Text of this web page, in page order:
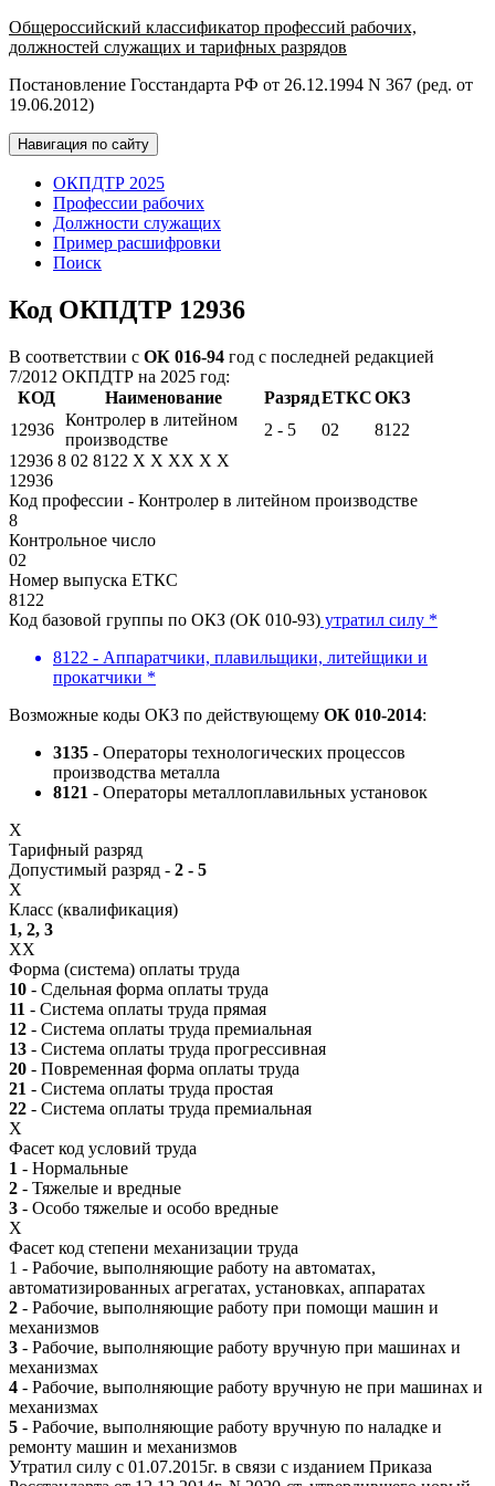
Общероссийский классификатор профессий рабочих,
должностей служащих и тарифных разрядов
Постановление Госстандарта РФ от 26.12.1994 N 367 (ред. от
19.06.2012)
Навигация по сайту
ОКПДТР 2025
Профессии рабочих
Должности служащих
Пример расшифровки
Поиск
Код ОКПДТР 12936
В соответствии с ОК 016-94 год с последней редакцией
7/2012 ОКПДТР на 2025 год:
КОД
Наименование РазрядЕТКСОКЗ
12936
Контролер в литейном
производстве
2 - 5 02
8122
12936 8 02 8122 X X XX X X
12936
Код профессии - Контролер в литейном производстве
8
Контрольное число
02
Номер выпуска ЕТКС
8122
Код базовой группы по ОКЗ (ОК 010-93) утратил силу *
8122 - Аппаратчики, плавильщики, литейщики и
прокатчики *
Возможные коды ОКЗ по действующему ОК 010-2014:
3135 - Операторы технологических процессов
производства металла
8121 - Операторы металлоплавильных установок
X
Тарифный разряд
Допустимый разряд - 2 - 5
X
Класс (квалификация)
1, 2, 3
XX
Форма (система) оплаты труда
10 - Сдельная форма оплаты труда
11 - Система оплаты труда прямая
12 - Система оплаты труда премиальная
13 - Система оплаты труда прогрессивная
20 - Повременная форма оплаты труда
21 - Система оплаты труда простая
22 - Система оплаты труда премиальная
X
Фасет код условий труда
1 - Нормальные
2 - Тяжелые и вредные
3 - Особо тяжелые и особо вредные
X
Фасет код степени механизации труда
1 - Рабочие, выполняющие работу на автоматах,
автоматизированных агрегатах, установках, аппаратах
2 - Рабочие, выполняющие работу при помощи машин и
механизмов
3 - Рабочие, выполняющие работу вручную при машинах и
механизмах
4 - Рабочие, выполняющие работу вручную не при машинах и
механизмах
5 - Рабочие, выполняющие работу вручную по наладке и
ремонту машин и механизмов
Утратил силу с 01.07.2015г. в связи с изданием Приказа